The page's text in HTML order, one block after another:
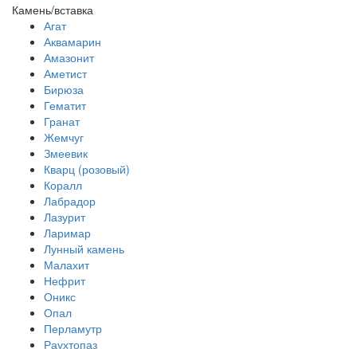
Камень/вставка
Агат
Аквамарин
Амазонит
Аметист
Бирюза
Гематит
Гранат
Жемчуг
Змеевик
Кварц (розовый)
Коралл
Лабрадор
Лазурит
Ларимар
Лунный камень
Малахит
Нефрит
Оникс
Опал
Перламутр
Раухтопаз